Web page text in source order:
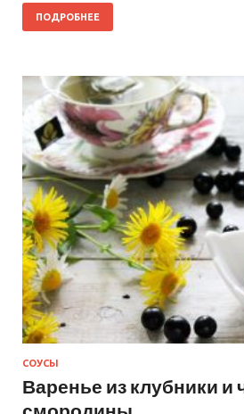
ПОДРОБНЕЕ
СОУСЫ
Варенье из клубники и